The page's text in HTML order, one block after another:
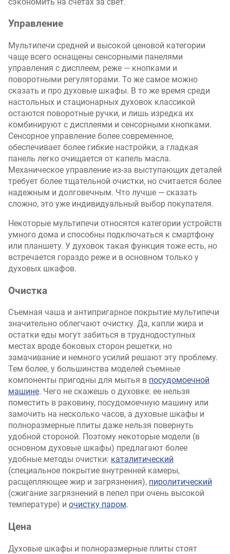
Управление
Мультипечи средней и высокой ценовой категории
чаще всего оснащены сенсорными панелями
управления с дисплеем, реже — кнопками и
поворотными регуляторами. То же самое можно
сказать и про духовые шкафы. В то же время среди
настольных и стационарных духовок классикой
остаются поворотные ручки, и лишь изредка их
комбинируют с дисплеями и сенсорными кнопками.
Сенсорное управление более современное,
обеспечивает более гибкие настройки, а гладкая
панель легко очищается от капель масла.
Механическое управление из-за выступающих деталей
требует более тщательной очистки, но считается более
надежным и долговечным. Что лучше — сказать
сложно, это уже индивидуальный выбор покупателя.
Некоторые мультипечи относятся категории устройств
умного дома и способны подключаться к смартфону
или планшету. У духовок такая функция тоже есть, но
встречается гораздо реже и в основном только у
духовых шкафов.
Очистка
Съемная чаша и антипригарное покрытие мультипечи
значительно облегчают очистку. Да, капли жира и
остатки еды могут забиться в труднодоступных
местах вроде боковых сторон решетки, но
замачивание и немного усилий решают эту проблему.
Тем более, у большинства моделей съемные
компоненты пригодны для мытья в посудомоечной
машине. Чего не скажешь о духовке: ее нельзя
поместить в раковину, посудомоечную машину или
замочить на несколько часов, а духовые шкафы и
полноразмерные плиты даже нельзя повернуть
удобной стороной. Поэтому некоторые модели (в
основном духовые шкафы) предлагают более
удобные методы очистки: каталитический
(специальное покрытие внутренней камеры,
расщепляющее жир и загрязнения), пиролитический
(сжигание загрязнений в пепел при очень высокой
температуре) и очистку паром.
Цена
Духовые шкафы и полноразмерные плиты стоят